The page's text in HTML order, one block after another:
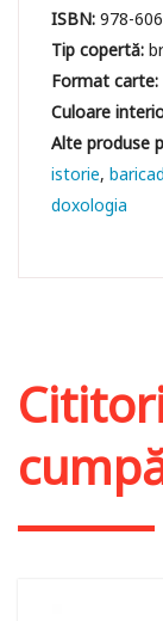
ISBN:978-
Tip copertă:
Format carte:
Culoare
istorie
doxologia